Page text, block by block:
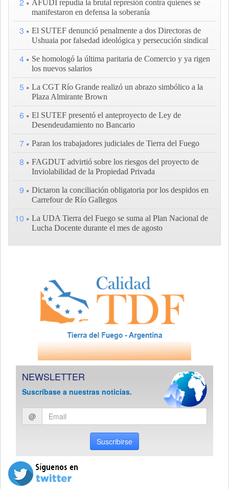
AFUDI repudia la brutal represión contra quienes se
manifestaron en defensa la soberanía
3
El SUTEF denunció penalmente a dos Directoras de
Ushuaia por falsedad ideológica y persecución sindical
4
Se homologó la última paritaria de Comercio y ya rigen
los nuevos salarios
5
La CGT Río Grande realizó un abrazo simbólico a la
Plaza Almirante Brown
6
El SUTEF presentó el anteproyecto de Ley de
Desendeudamiento no Bancario
7 Paran los trabajadores judiciales de Tierra del Fuego
8
FAGDUT advirtió sobre los riesgos del proyecto de
Inviolabilidad de la Propiedad Privada
9
Dictaron la conciliación obligatoria por los despidos en
Carrefour de Río Gallegos
10
La UDA Tierra del Fuego se suma al Plan Nacional de
Lucha Docente durante el mes de agosto
NEWSLETTER
Suscríbase a nuestras noticias.
Ingresar
email
@
Suscribirse